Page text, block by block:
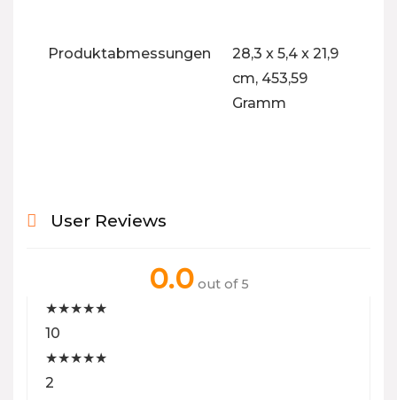
Produktabmessungen
‎28,3 x 5,4 x 21,9
cm, 453,59
Gramm
User Reviews
0.0 out of 5
★★★★★
10
★★★★★
2